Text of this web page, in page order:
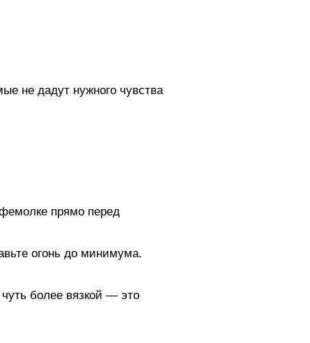
не дадут нужного чувства
прямо перед
огонь до минимума.
более вязкой — это